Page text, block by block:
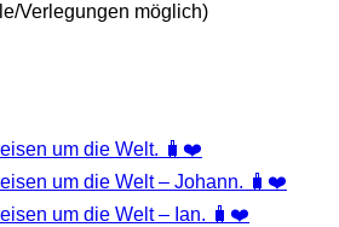
Verlegungen möglich)
um die Welt. 🧳❤️
um die Welt – Johann. 🧳❤️
um die Welt – Ian. 🧳❤️